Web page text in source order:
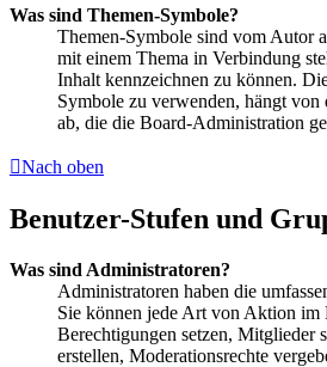
Was sind Themen-Symbole?
Themen-Symbole sind vom Autor
mit einem Thema in Verbindung
Inhalt kennzeichnen zu können.
Symbole zu verwenden, hängt von
ab, die die Board-Administration
Nach oben
Benutzer-Stufen und
Was sind Administratoren?
Administratoren haben die
Sie können jede Art von Aktion im
Berechtigungen setzen, Mitglieder
erstellen, Moderationsrechte